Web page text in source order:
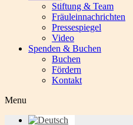
Stiftung & Team
Fräuleinnachrichten
Pressespiegel
Video
Spenden & Buchen
Buchen
Fördern
Kontakt
Menu